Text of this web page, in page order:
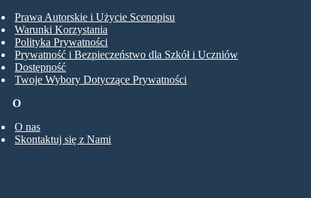
O
O nas
Skontaktuj się z Nami
Prawa Autorskie i Użycie Scenopisu
Warunki Korzystania
Polityka Prywatności
Prywatność i Bezpieczeństwo dla Szkół i Uczniów
Dostępność
Twoje Wybory Dotyczące Prywatności